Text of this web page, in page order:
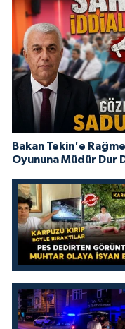
Bakan Tekin'e
Oyununa Müdür Dur